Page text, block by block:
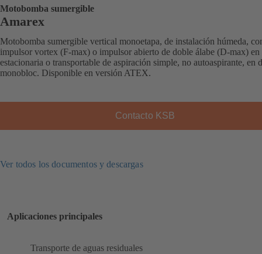
Motobomba sumergible
Amarex
Motobomba sumergible vertical monoetapa, de instalación húmeda,
impulsor vortex (F-max) o impulsor abierto de doble álabe (D-max) en
estacionaria o transportable de aspiración simple, no autoaspirante, en
monobloc. Disponible en versión ATEX.
Contacto KSB
Ver todos los documentos y descargas
Aplicaciones principales
Transporte de aguas residuales